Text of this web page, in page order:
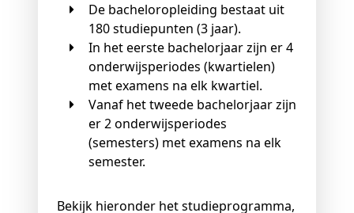
De bacheloropleiding bestaat uit
180 studiepunten (3 jaar).
In het eerste bachelorjaar zijn er 4
onderwijsperiodes (kwartielen)
met examens na elk kwartiel.
Vanaf het tweede bachelorjaar zijn
er 2 onderwijsperiodes
(semesters) met examens na elk
semester.
Bekijk hieronder het studieprogramma,